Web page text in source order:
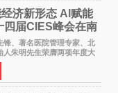
济新形态 Al赋能
四届CIES峰会在南
、著名医院管理专家、北
人朱明先生荣膺两项年度大
盛夏金陵，长江之畔，
链接为主题的2026&lsquo;人